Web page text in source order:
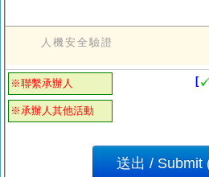
人機安全驗證
※聯繫承辦人
※承辦人其他活動
[